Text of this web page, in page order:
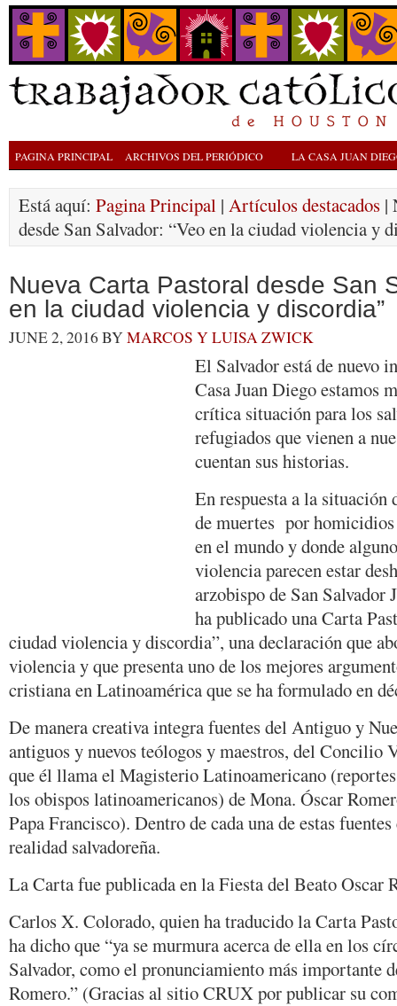
PAGINA PRINCIPAL ARCHIVOS DEL PERIÓDICO LA CASA JUAN
Está aquí: Pagina Principal | Artículos destacados |
desde San Salvador: “Veo en la ciudad violencia y
Nueva Carta Pastoral desde San
en la ciudad violencia y discordia”
JUNE 2, 2016BYMARCOS Y LUISA ZWICK
El Salvador está de nuevo
Casa Juan Diego estamos
crítica situación para los
refugiados que vienen a
cuentan sus historias.
En respuesta a la situación
de muertes por homicidios
en el mundo y donde
violencia parecen estar
arzobispo de San Salvador
ha publicado una Carta
ciudad violencia y discordia”, una declaración que
violencia y que presenta uno de los mejores
cristiana en Latinoamérica que se ha formulado en
De manera creativa integra fuentes del Antiguo y
antiguos y nuevos teólogos y maestros, del Concilio
que él llama el Magisterio Latinoamericano
los obispos latinoamericanos) de Mona. Óscar
Papa Francisco). Dentro de cada una de estas
realidad salvadoreña.
La Carta fue publicada en la Fiesta del Beato Oscar
Carlos X. Colorado, quien ha traducido la Carta
ha dicho que “ya se murmura acerca de ella en los
Salvador, como el pronunciamiento más importante
Romero.” (Gracias al sitio CRUX por publicar su